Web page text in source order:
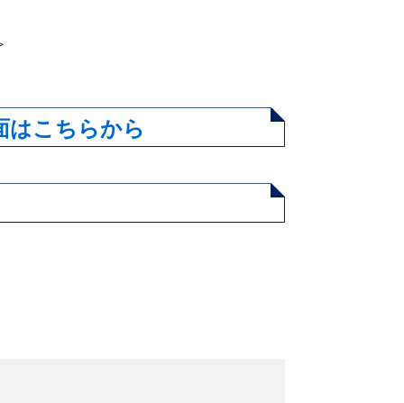
はこちらから